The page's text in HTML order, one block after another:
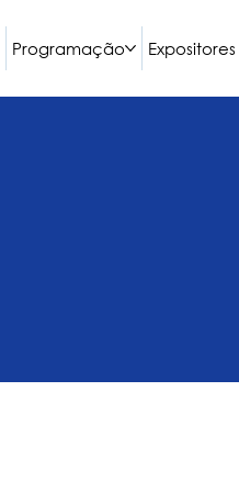
Programação Expositores